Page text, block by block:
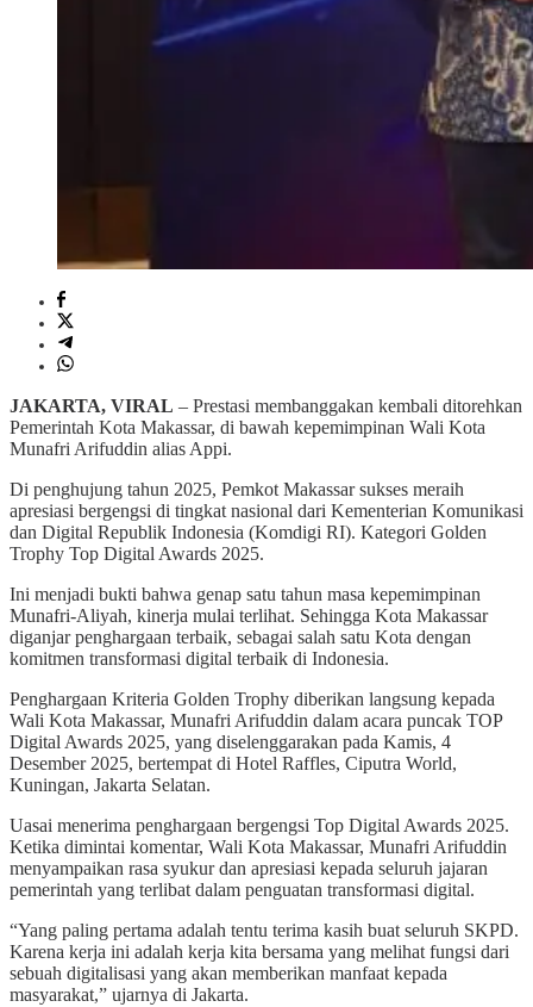
JAKARTA, VIRAL – Prestasi membanggakan kembali ditorehkan
Pemerintah Kota Makassar, di bawah kepemimpinan Wali Kota
Munafri Arifuddin alias Appi.
Di penghujung tahun 2025, Pemkot Makassar sukses meraih
apresiasi bergengsi di tingkat nasional dari Kementerian Komunikasi
dan Digital Republik Indonesia (Komdigi RI). Kategori Golden
Trophy Top Digital Awards 2025.
Ini menjadi bukti bahwa genap satu tahun masa kepemimpinan
Munafri-Aliyah, kinerja mulai terlihat. Sehingga Kota Makassar
diganjar penghargaan terbaik, sebagai salah satu Kota dengan
komitmen transformasi digital terbaik di Indonesia.
Penghargaan Kriteria Golden Trophy diberikan langsung kepada
Wali Kota Makassar, Munafri Arifuddin dalam acara puncak TOP
Digital Awards 2025, yang diselenggarakan pada Kamis, 4
Desember 2025, bertempat di Hotel Raffles, Ciputra World,
Kuningan, Jakarta Selatan.
Uasai menerima penghargaan bergengsi Top Digital Awards 2025.
Ketika dimintai komentar, Wali Kota Makassar, Munafri Arifuddin
menyampaikan rasa syukur dan apresiasi kepada seluruh jajaran
pemerintah yang terlibat dalam penguatan transformasi digital.
“Yang paling pertama adalah tentu terima kasih buat seluruh SKPD.
Karena kerja ini adalah kerja kita bersama yang melihat fungsi dari
sebuah digitalisasi yang akan memberikan manfaat kepada
masyarakat,” ujarnya di Jakarta.